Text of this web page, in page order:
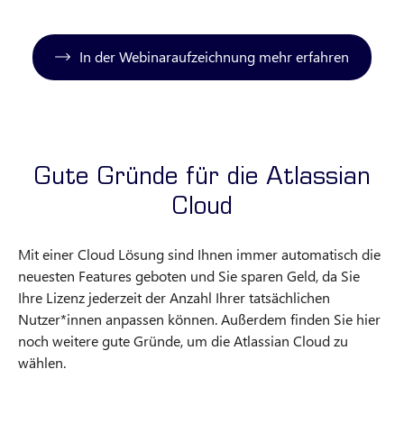
In der Webinaraufzeichnung mehr erfahren
Gute Gründe für die Atlassian
Cloud
Mit einer Cloud Lösung sind Ihnen immer automatisch die
neuesten Features geboten und Sie sparen Geld, da Sie
Ihre Lizenz jederzeit der Anzahl Ihrer tatsächlichen
Nutzer*innen anpassen können. Außerdem finden Sie hier
noch weitere gute Gründe, um die Atlassian Cloud zu
wählen.